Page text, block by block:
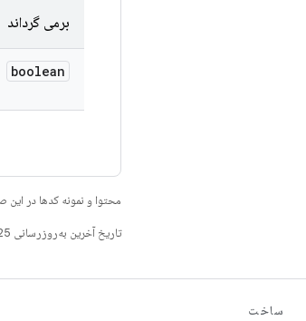
برمی گرداند
boolean
محتوا و نمونه کدها در
تاریخ آخرین به‌روزرسانی 2025-07-29 به‌وقت ساعت هماهنگ جهانی.
ساخت